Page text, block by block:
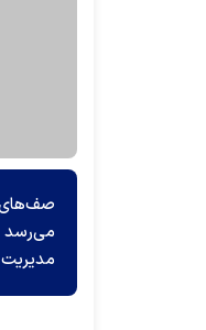
صف‌های
می‌رسد
مدیریت